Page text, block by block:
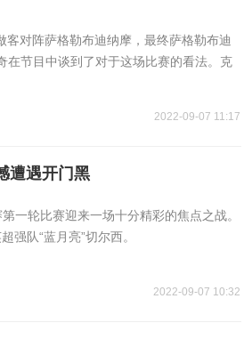
对阵萨格勒布迪纳摩，最终萨格勒布迪
在节目中谈到了对于这场比赛的看法。克
2022-09-07 11:17
遭遇开门黑
一轮比赛迎来一场十分精彩的焦点之战。
强队“蓝月亮”切尔西。
2022-09-07 10:32